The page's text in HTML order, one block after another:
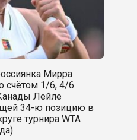
Мирра
счётом 1/6, 4/6
Лейле
34-ю позицию в
турнира WTA